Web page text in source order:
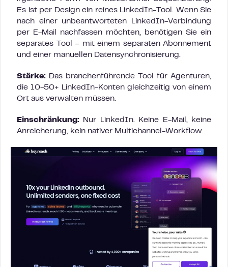
Es ist per Design ein reines LinkedIn-Tool. Wenn Sie
nach einer unbeantworteten LinkedIn-Verbindung
per E-Mail nachfassen möchten, benötigen Sie ein
separates Tool – mit einem separaten Abonnement
und einer manuellen Datensynchronisierung.
Stärke: Das branchenführende Tool für Agenturen,
die 10-50+ LinkedIn-Konten gleichzeitig von einem
Ort aus verwalten müssen.
Einschränkung: Nur LinkedIn. Keine E-Mail, keine
Anreicherung, kein nativer Multichannel-Workflow.